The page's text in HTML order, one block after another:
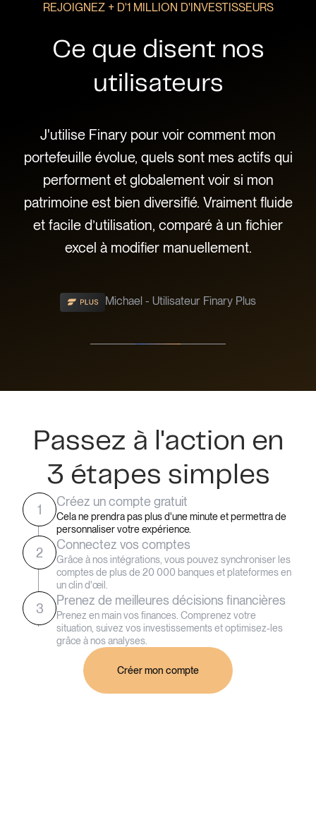
REJOIGNEZ + D'1 MILLION D'INVESTISSEURS
Ce que disent nos
utilisateurs
J'utilise Finary pour voir comment mon
portefeuille évolue, quels sont mes actifs qui
performent et globalement voir si mon
patrimoine est bien diversifié. Vraiment fluide
et facile d’utilisation, comparé à un fichier
excel à modifier manuellement.
Michael - Utilisateur Finary Plus
Passez à l'action en
3 étapes simples
1
Créez un compte gratuit
Cela ne prendra pas plus d'une minute et permettra de
personnaliser votre expérience.
2
Connectez vos comptes
Grâce à nos intégrations, vous pouvez synchroniser les
comptes de plus de 20 000 banques et plateformes en
un clin d'œil.
3
Prenez de meilleures décisions financières
Prenez en main vos finances. Comprenez votre
situation, suivez vos investissements et optimisez-les
grâce à nos analyses.
Créer mon compte